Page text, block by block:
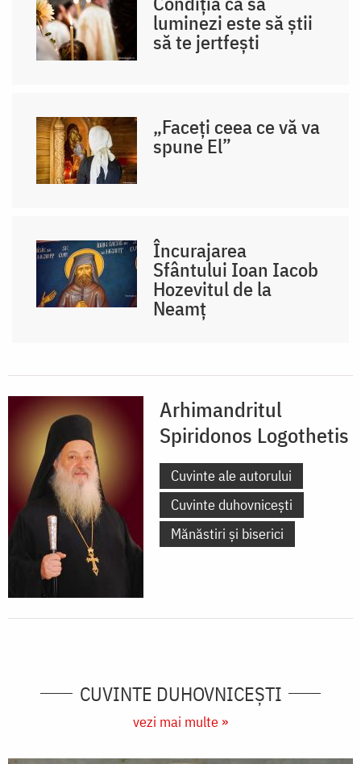
luminezi este să știi
să te jertfești
„Faceți ceea ce vă va
spune El”
Încurajarea
Sfântului Ioan Iacob
Hozevitul de la
Neamț
Arhimandritul
Spiridonos Logothetis
Cuvinte ale autorului
Cuvinte duhovnicești
Mănăstiri și biserici
CUVINTE DUHOVNICEȘTI
vezi mai multe »